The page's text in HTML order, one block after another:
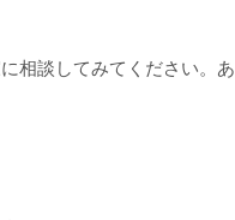
相談してみてください。あ